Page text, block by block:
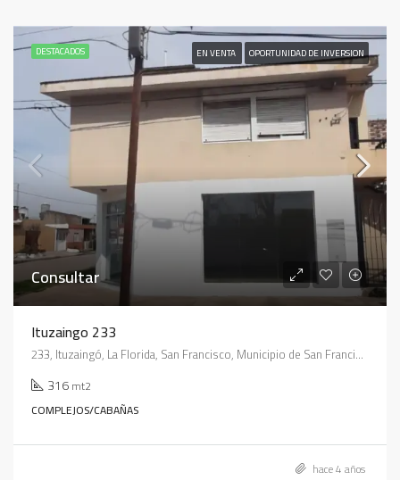
DESTACADOS EN VENTA OPORTUNIDAD DE INVERSION
Consultar
Ituzaingo 233
233, Ituzaingó, La Florida, San Francisco, Municipio de San Francisco, Pedanía Juárez Celman, Departamento San Justo, Córdoba, X2400, Argentina
316mt2
COMPLEJOS/CABAÑAS
hace 4 años